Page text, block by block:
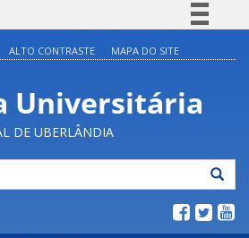
Participe
Acesso à informação
ALTO CONTRASTE MAPA DO SITE
Universitária
DE UBERLÂNDIA